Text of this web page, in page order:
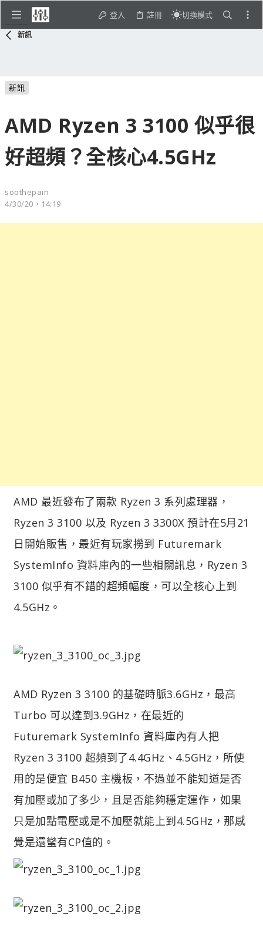
登入 註冊 切換模式
新訊
新訊
AMD Ryzen 3 3100 似乎很
好超頻？全核心4.5GHz
soothepain
4/30/20，14:19
AMD 最近發布了兩款 Ryzen 3 系列處理器，
Ryzen 3 3100 以及 Ryzen 3 3300X 預計在5月21
日開始販售，最近有玩家撈到 Futuremark
SystemInfo 資料庫內的一些相關訊息，Ryzen 3
3100 似乎有不錯的超頻幅度，可以全核心上到
4.5GHz。
AMD Ryzen 3 3100 的基礎時脈3.6GHz，最高
Turbo 可以達到3.9GHz，在最近的
Futuremark SystemInfo 資料庫內有人把
Ryzen 3 3100 超頻到了4.4GHz、4.5GHz，所使
用的是便宜 B450 主機板，不過並不能知道是否
有加壓或加了多少，且是否能夠穩定運作，如果
只是加點電壓或是不加壓就能上到4.5GHz，那感
覺是還蠻有CP值的。